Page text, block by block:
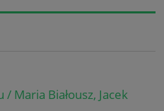
Maria Białousz, Jacek